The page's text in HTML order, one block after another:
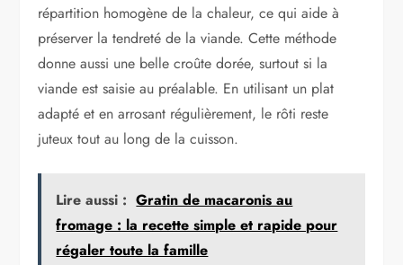
répartition homogène de la chaleur, ce qui aide à
préserver la tendreté de la viande. Cette méthode
donne aussi une belle croûte dorée, surtout si la
viande est saisie au préalable. En utilisant un plat
adapté et en arrosant régulièrement, le rôti reste
juteux tout au long de la cuisson.
Lire aussi : Gratin de macaronis au
fromage : la recette simple et rapide pour
régaler toute la famille